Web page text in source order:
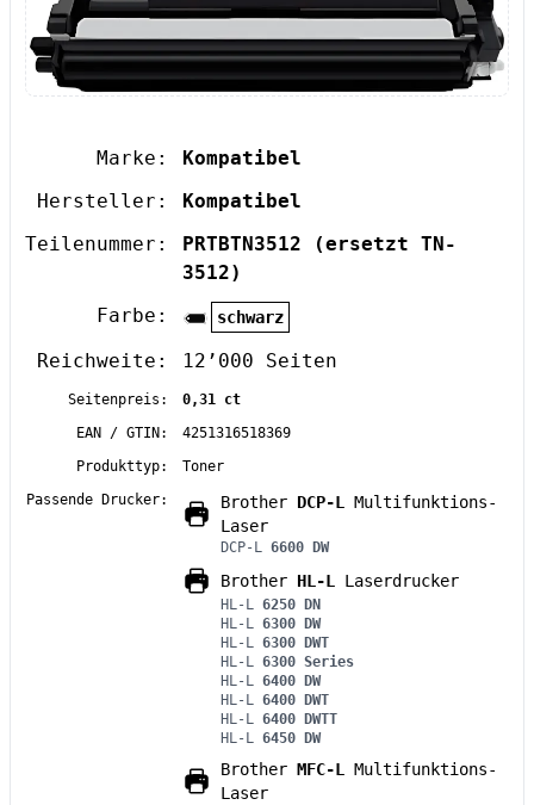
Marke:
Kompatibel
Hersteller:
Kompatibel
Teilenummer:
PRTBTN3512
(ersetzt TN-
3512)
Farbe:
schwarz
Reichweite: 12’000 Seiten
Seitenpreis:
0,31 ct
EAN / GTIN:
4251316518369
Produkttyp:
Toner
Passende Drucker:
Brother DCP-L Multifunktions-
Laser
DCP-L 6600 DW
Brother HL-L Laserdrucker
HL-L 6250 DN
HL-L 6300 DW
HL-L 6300 DWT
HL-L 6300 Series
HL-L 6400 DW
HL-L 6400 DWT
HL-L 6400 DWTT
HL-L 6450 DW
Brother MFC-L Multifunktions-
Laser